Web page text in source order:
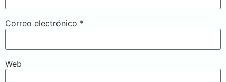
Correo electrónico *
Web